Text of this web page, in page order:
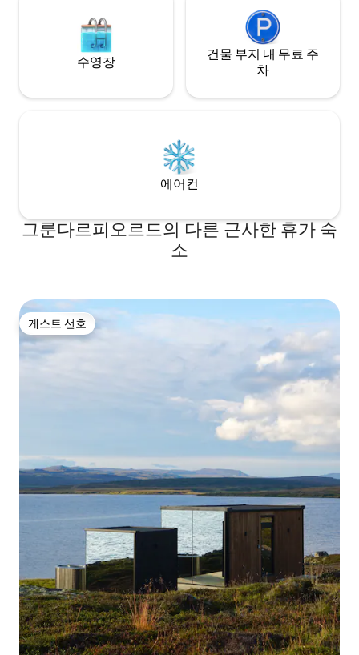
수영장
건물 부지 내 무료 주
차
에어컨
그룬다르피오르드의 다른 근사한 휴가 숙
소
게스트 선호
게스트 선호